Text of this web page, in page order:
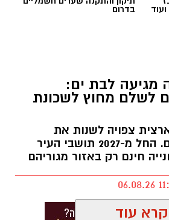
ים.
למקום שוטרי תחנת בת ים
הפלילי של מרחב איילון,
חקירה ואיסוף ממצאים
את החשוד.
שוהה בשטח פתוח בעיר.
בדרום
מגיעה לבת ים:
לשלם מחוץ לשכונת
צפויה לשנות את
הכללים גם בבת ים. החל מ-2027 תושבי העיר
חינם רק באזור מגוריהם
קרא עוד